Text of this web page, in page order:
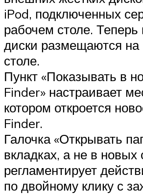
iPod, подключенных
рабочем столе.
диски размещаются на
столе.
Пункт «Показывать в
Finder» настраивает
котором откроется
Finder.
Галочка «Открывать
вкладках, а не в новых
регламентирует
по двойному клику с